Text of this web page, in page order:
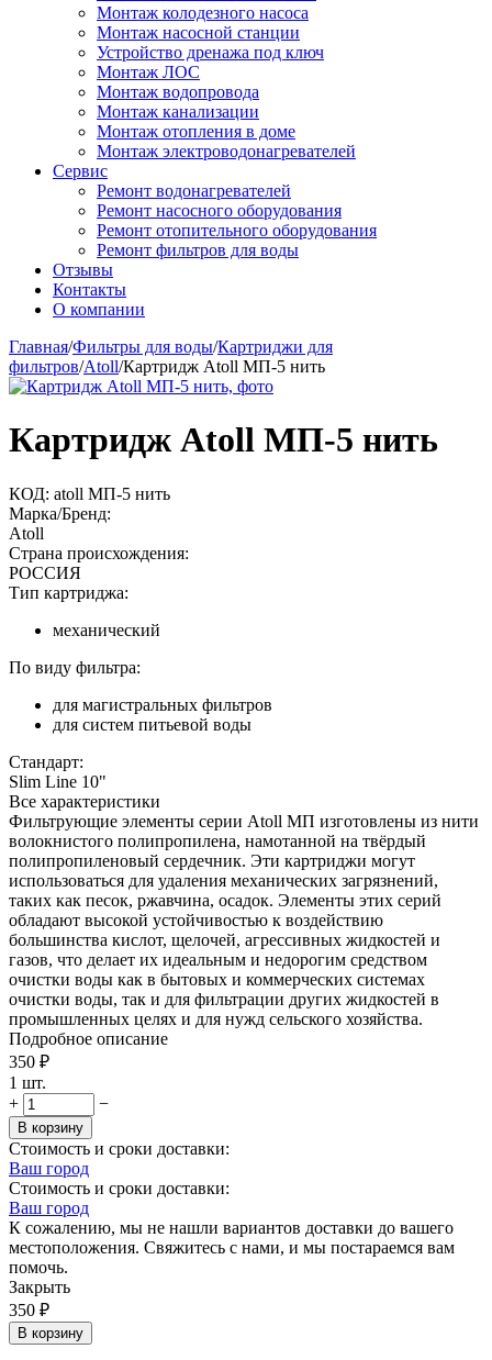
Монтаж колодезного насоса
Монтаж насосной станции
Устройство дренажа под ключ
Монтаж ЛОС
Монтаж водопровода
Монтаж канализации
Монтаж отопления в доме
Монтаж электроводонагревателей
Сервис
Ремонт водонагревателей
Ремонт насосного оборудования
Ремонт отопительного оборудования
Ремонт фильтров для воды
Отзывы
Контакты
О компании
Главная/Фильтры для воды/Картриджи для
фильтров/Atoll/Картридж Atoll МП-5 нить
Картридж Atoll МП-5 нить
КОД: atoll МП-5 нить
Марка/Бренд:
Atoll
Страна происхождения:
РОССИЯ
Тип картриджа:
механический
По виду фильтра:
для магистральных фильтров
для систем питьевой воды
Стандарт:
Slim Line 10"
Все характеристики
Фильтрующие элементы серии Atoll МП изготовлены из нити
волокнистого полипропилена, намотанной на твёрдый
полипропиленовый сердечник. Эти картриджи могут
использоваться для удаления механических загрязнений,
таких как песок, ржавчина, осадок. Элементы этих серий
обладают высокой устойчивостью к воздействию
большинства кислот, щелочей, агрессивных жидкостей и
газов, что делает их идеальным и недорогим средством
очистки воды как в бытовых и коммерческих системах
очистки воды, так и для фильтрации других жидкостей в
промышленных целях и для нужд сельского хозяйства.
Подробное описание
350 ₽
1 шт.
+
−
В корзину
Стоимость и сроки доставки:
Ваш город
Стоимость и сроки доставки:
Ваш город
К сожалению, мы не нашли вариантов доставки до вашего
местоположения. Свяжитесь с нами, и мы постараемся вам
помочь.
Закрыть
350 ₽
В корзину